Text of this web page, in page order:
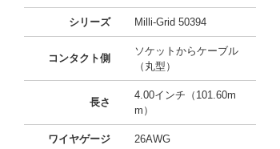
シリーズ Milli-Grid 50394
コンタクト側
ソケットからケーブル
（丸型）
長さ
4.00インチ（101.60m
m）
ワイヤゲージ 26AWG